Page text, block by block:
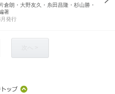
倉朗・大野友久・糸田昌隆・杉山勝・
著
発行